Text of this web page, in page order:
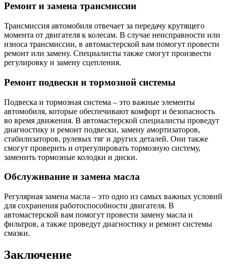
Ремонт и замена трансмиссии
Трансмиссия автомобиля отвечает за передачу крутящего
момента от двигателя к колесам. В случае неисправности или
износа трансмиссии, в автомастерской вам помогут провести
ремонт или замену. Специалисты также смогут произвести
регулировку и замену сцепления.
Ремонт подвески и тормозной системы
Подвеска и тормозная система – это важные элементы
автомобиля, которые обеспечивают комфорт и безопасность
во время движения. В автомастерской специалисты проведут
диагностику и ремонт подвески, замену амортизаторов,
стабилизаторов, рулевых тяг и других деталей. Они также
смогут проверить и отрегулировать тормозную систему,
заменить тормозные колодки и диски.
Обслуживание и замена масла
Регулярная замена масла – это одно из самых важных условий
для сохранения работоспособности двигателя. В
автомастерской вам помогут провести замену масла и
фильтров, а также проведут диагностику и ремонт системы
смазки.
Заключение